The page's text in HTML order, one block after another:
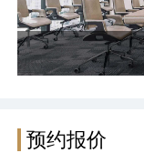
预约报价